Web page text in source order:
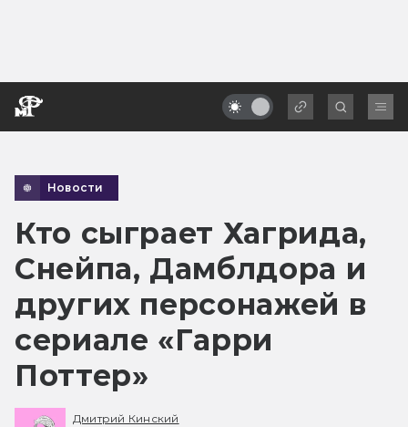
Новости
Кто сыграет Хагрида,
Снейпа, Дамблдора и
других персонажей в
сериале «Гарри
Поттер»
Дмитрий Кинский